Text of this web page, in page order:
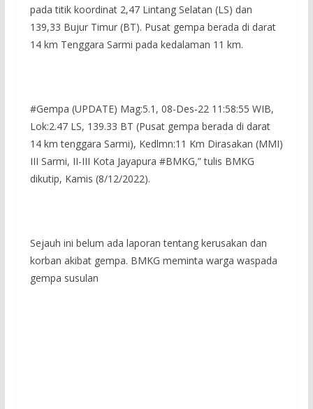
pada titik koordinat 2,47 Lintang Selatan (LS) dan
139,33 Bujur Timur (BT). Pusat gempa berada di darat
14 km Tenggara Sarmi pada kedalaman 11 km.
#Gempa (UPDATE) Mag:5.1, 08-Des-22 11:58:55 WIB,
Lok:2.47 LS, 139.33 BT (Pusat gempa berada di darat
14 km tenggara Sarmi), Kedlmn:11 Km Dirasakan (MMI)
III Sarmi, II-III Kota Jayapura #BMKG,” tulis BMKG
dikutip, Kamis (8/12/2022).
Sejauh ini belum ada laporan tentang kerusakan dan
korban akibat gempa. BMKG meminta warga waspada
gempa susulan